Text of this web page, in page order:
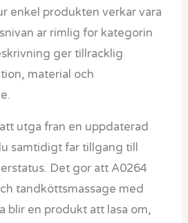
enkel produkten verkar vara
ar rimlig for kategorin
ger tillracklig
material och
utga fran en uppdaterad
samtidigt far tillgang till
Det gor att A0264
tandköttsmassage med
blir en produkt att lasa om,